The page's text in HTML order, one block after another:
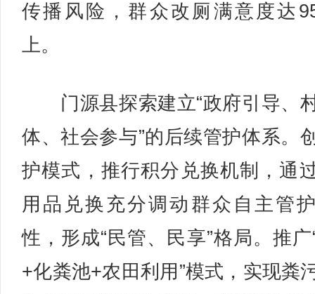
传播风险，群众改厕满意度达
上。
门源县探索建立“政府引导、
体、社会参与”的后续管护体系。
护模式，推行积分兑换机制，通
用品兑换充分调动群众自主管
性，形成“民管、民享”格局。推广
+化粪池+农田利用”模式，实现粪